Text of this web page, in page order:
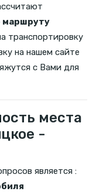
маршруту
транспортировку
на нашем сайте
с Вами для
места
-
является :